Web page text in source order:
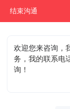
结束沟通
欢迎您来咨询 ，
务，我的联系电
询！